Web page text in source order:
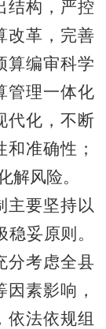
结构 ，严控
改革，完善
算编审科学
管理一体化
代化，不断
准确性；
解风险。
主要坚持以
稳妥原则。
分考虑全县
素影响，
依法依规组